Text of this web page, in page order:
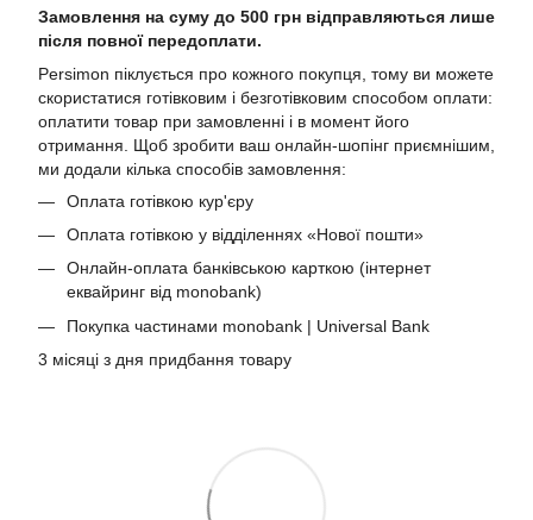
Замовлення на суму до 500 грн відправляються лише
після повної передоплати.
Persimon піклується про кожного покупця, тому ви можете
скористатися готівковим і безготівковим способом оплати:
оплатити товар при замовленні і в момент його
отримання. Щоб зробити ваш онлайн-шопінг приємнішим,
ми додали кілька способів замовлення:
Оплата готівкою кур'єру
Оплата готівкою у відділеннях «Нової пошти»
Онлайн-оплата банківською карткою (інтернет
еквайринг від monobank)
Покупка частинами monobank | Universal Bank
3 місяці з дня придбання товару